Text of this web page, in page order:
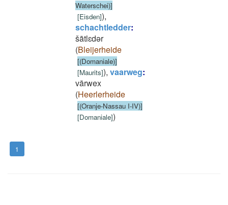
Waterschei)]
[Eisden]),
schachtledder:
šātlɛdǝr
(Bleijerheide
[(Domaniale)]
[Maurits]), vaarweg:
vārwex
(Heerlerheide
[(Oranje-Nassau I-IV)]
[Domaniale])
1